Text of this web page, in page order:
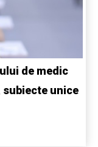
de medic
subiecte unice